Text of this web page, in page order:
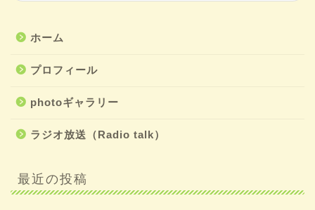
ホーム
プロフィール
photoギャラリー
ラジオ放送（Radio talk）
最近の投稿